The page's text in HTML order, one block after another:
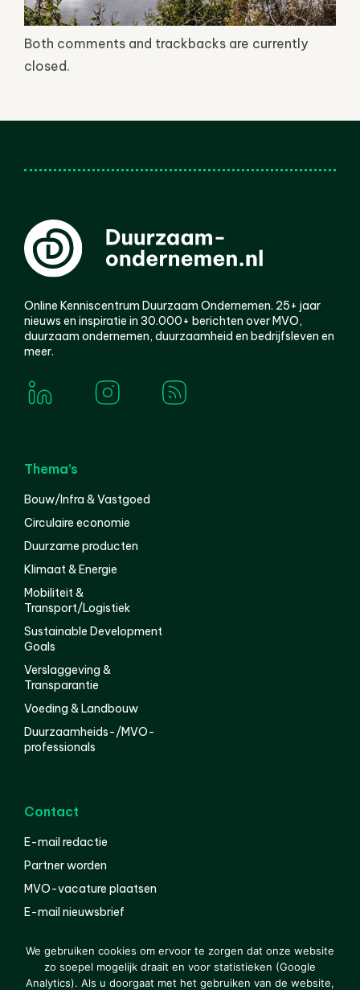
Both comments and trackbacks are currently
closed.
Online Kenniscentrum Duurzaam Ondernemen. 25+ jaar
nieuws en inspiratie in 30.000+ berichten over MVO,
duurzaam ondernemen, duurzaamheid en bedrijfsleven en
meer.
Thema’s
Bouw/Infra & Vastgoed
Circulaire economie
Duurzame producten
Klimaat & Energie
Mobiliteit &
Transport/Logistiek
Sustainable Development
Goals
Verslaggeving &
Transparantie
Voeding & Landbouw
Duurzaamheids-/MVO-
professionals
Contact
E-mail redactie
Partner worden
MVO-vacature plaatsen
E-mail nieuwsbrief
We gebruiken cookies om ervoor te zorgen dat onze website
zo soepel mogelijk draait en voor statistieken (Google
Analytics). Als u doorgaat met het gebruiken van de website,